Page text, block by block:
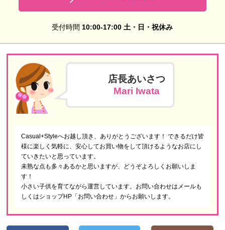
受付時間 10:00-17:00 土・日・祝休み
店長あいさつ
Mari Iwata
Casual+Styleへお越し頂き、ありがとうございます！ できるだけ皆
様に楽しく気軽に、安心してお買い物をして頂けるようなお店にし
ていきたいと思っています。
未熟な点も多々あるかと思いますが、どうぞよろしくお願いしま
す！
小さい子供を育てながら運営しています。お問い合わせはメールも
しくはショップHP「お問い合わせ」からお願いします。